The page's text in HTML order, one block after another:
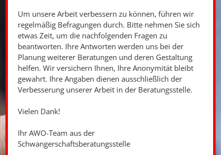
Um unsere Arbeit verbessern zu können, führen wir
regelmäßig Befragungen durch. Bitte nehmen Sie sich
etwas Zeit, um die nachfolgenden Fragen zu
beantworten. Ihre Antworten werden uns bei der
Planung weiterer Beratungen und deren Gestaltung
helfen. Wir versichern Ihnen, Ihre Anonymität bleibt
gewahrt. Ihre Angaben dienen ausschließlich der
Verbesserung unserer Arbeit in der Beratungsstelle.
Vielen Dank!
Ihr AWO-Team aus der
Schwangerschaftsberatungsstelle